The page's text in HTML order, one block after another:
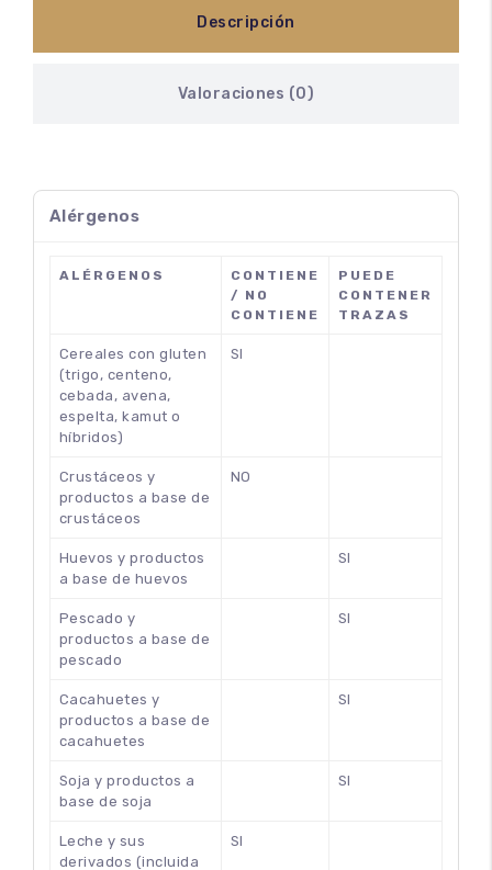
Descripción
Valoraciones (0)
Alérgenos
ALÉRGENOS
CONTIENE
/ NO
CONTIENE
PUEDE
CONTENER
TRAZAS
Cereales con gluten
(trigo, centeno,
cebada, avena,
espelta, kamut o
híbridos)
SI
Crustáceos y
productos a base de
crustáceos
NO
Huevos y productos
a base de huevos
SI
Pescado y
productos a base de
pescado
SI
Cacahuetes y
productos a base de
cacahuetes
SI
Soja y productos a
base de soja
SI
Leche y sus
derivados (incluida
SI